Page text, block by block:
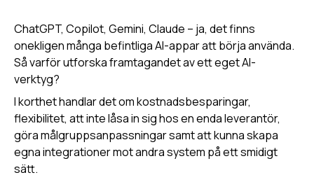
ChatGPT, Copilot, Gemini, Claude – ja, det finns
onekligen många befintliga AI-appar att börja använda.
Så varför utforska framtagandet av ett eget AI-
verktyg?
I korthet handlar det om kostnadsbesparingar,
flexibilitet, att inte låsa in sig hos en enda leverantör,
göra målgruppsanpassningar samt att kunna skapa
egna integrationer mot andra system på ett smidigt
sätt.